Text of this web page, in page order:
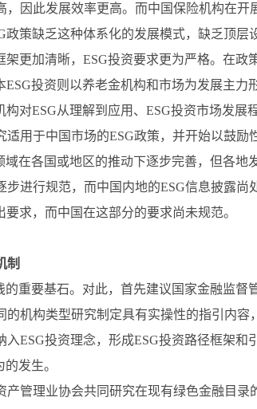
因此发展效率更高。而中国保险机构在
策缺乏这种体系化的发展模式，缺乏顶层
更加清晰，ESG投资要求更为严格。在
投资则以养老金机构和市场为发展主
对ESG从理解到应用、ESG投资市场发
用于中国市场的ESG政策，并开始以鼓励
在各国或地区的推动下逐步完善，但各
进行规范，而中国内地的ESG信息披露
求，而中国在这部分的要求尚未规范。
制
重要基石。对此，首先建议国家金融监
机构类型研究制定具有实操性的指引内
ESG投资理念，形成ESG投资路径框架
发生。
管理业协会共同研究在现有绿色金融目